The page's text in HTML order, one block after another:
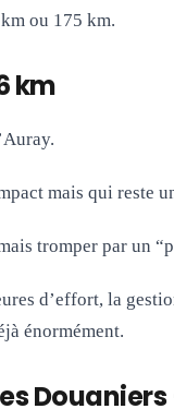
ou 175 km.
km
mais qui reste
tromper par un
d’effort, la
énormément.